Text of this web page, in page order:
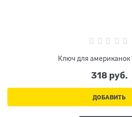
Ключ для американок
318 руб.
ДОБАВИТЬ